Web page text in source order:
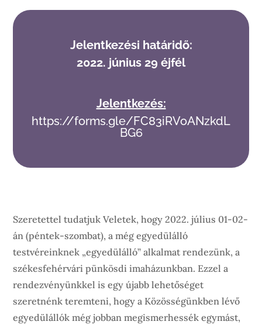
Jelentkezési határidő:
2022. június 29 éjfél
Jelentkezés:
https://forms.gle/FC83iRVoANzkdL
BG6
Szeretettel tudatjuk Veletek, hogy 2022. július 01-02-
án (péntek-szombat), a még egyedülálló
testvéreinknek „egyedülálló” alkalmat rendezünk, a
székesfehérvári pünkösdi imaházunkban. Ezzel a
rendezvényünkkel is egy újabb lehetőséget
szeretnénk teremteni, hogy a Közösségünkben lévő
egyedülállók még jobban megismerhessék egymást,